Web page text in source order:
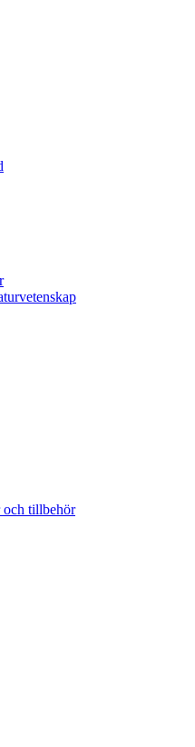
och tillbehör